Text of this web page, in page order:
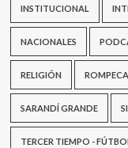
INSTITUCIONAL
NACIONALES
RELIGIÓN
SARANDÍ GRANDE
TERCER TIEMPO -